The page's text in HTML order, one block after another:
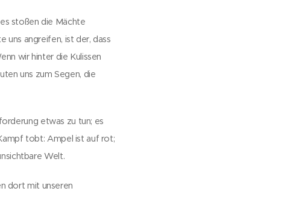
stoßen die Mächte
uns angreifen, ist der, dass
wir hinter die Kulissen
uns zum Segen, die
etwas zu tun; es
tobt: Ampel ist auf rot;
Welt.
dort mit unseren